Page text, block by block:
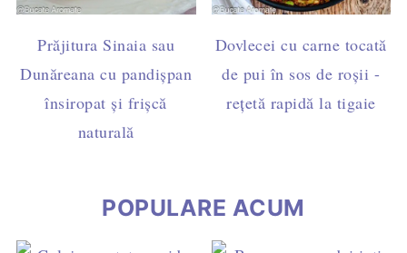
Prăjitura Sinaia sau
Dunăreana cu pandișpan
însiropat și frișcă
naturală
Dovlecei cu carne tocată
de pui în sos de roșii -
rețetă rapidă la tigaie
POPULARE ACUM